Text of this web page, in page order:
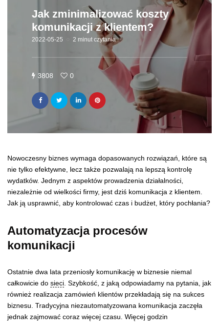
Jak zminimalizować koszty
komunikacji z klientem?
2022-05-25 2 minut czytania
3808 0
Nowoczesny biznes wymaga dopasowanych rozwiązań, które są
nie tylko efektywne, lecz także pozwalają na lepszą kontrolę
wydatków. Jednym z aspektów prowadzenia działalności,
niezależnie od wielkości firmy, jest dziś komunikacja z klientem.
Jak ją usprawnić, aby kontrolować czas i budżet, który pochłania?
Automatyzacja procesów
komunikacji
Ostatnie dwa lata przeniosły komunikację w biznesie niemal
całkowicie do sieci. Szybkość, z jaką odpowiadamy na pytania, jak
również realizacja zamówień klientów przekładają się na sukces
biznesu. Tradycyjna niezautomatyzowana komunikacja zaczęła
jednak zajmować coraz więcej czasu. Więcej godzin